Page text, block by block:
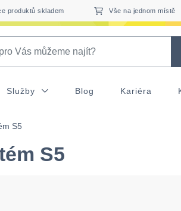
produktů skladem Vše na jednom místě
Služby Blog Kariéra
S5
S5